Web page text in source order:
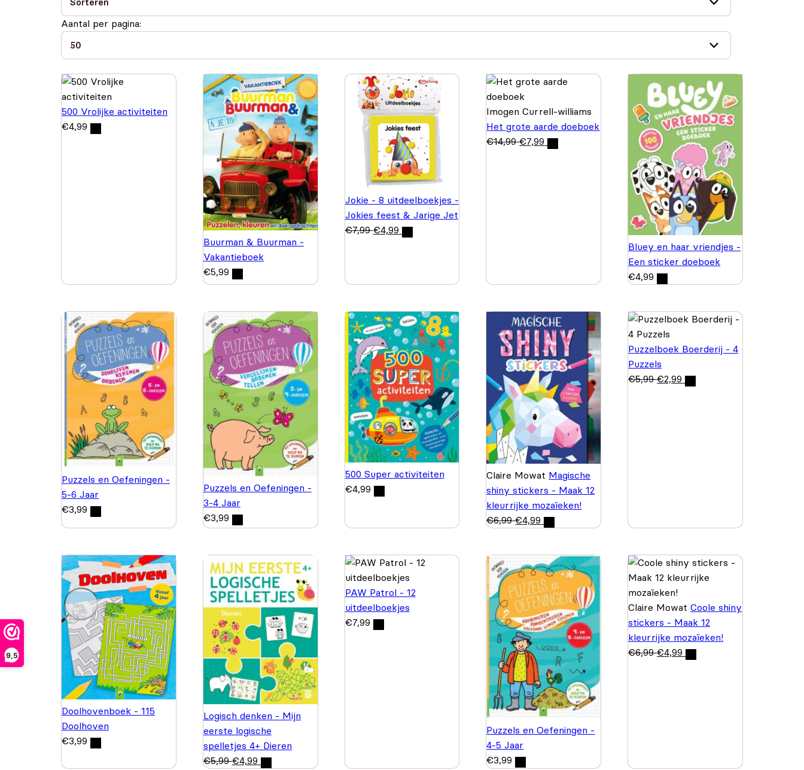
9,5
Aantal per pagina:
500 Vrolijke activiteiten
€4,99
Buurman & Buurman -
Vakantieboek
€5,99
Jokie - 8 uitdeelboekjes -
Jokies feest & Jarige Jet
€7,99 €4,99
Imogen Currell-williams
Het grote aarde doeboek
€14,99 €7,99
Bluey en haar vriendjes -
Een sticker doeboek
€4,99
Puzzels en Oefeningen -
5-6 Jaar
€3,99
Puzzels en Oefeningen -
3-4 Jaar
€3,99
500 Super activiteiten
€4,99
Claire Mowat Magische
shiny stickers - Maak 12
kleurrijke mozaïeken!
€6,99 €4,99
Puzzelboek Boerderij - 4
Puzzels
€5,99 €2,99
Doolhovenboek - 115
Doolhoven
€3,99
Logisch denken - Mijn
eerste logische
spelletjes 4+ Dieren
€5,99 €4,99
PAW Patrol - 12
uitdeelboekjes
€7,99
Puzzels en Oefeningen -
4-5 Jaar
€3,99
Claire MowatCoole shiny
stickers - Maak 12
kleurrijke mozaïeken!
€6,99 €4,99